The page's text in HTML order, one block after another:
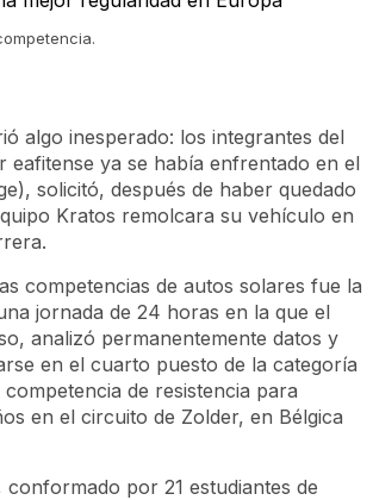
algo inesperado: los integrantes del
ya se había enfrentado en el
solicitó, después de haber quedado
Kratos remolcara su vehículo en
competencias de autos solares fue la
jornada de 24 horas en la que el
analizó permanentemente datos y
en el cuarto puesto de la categoría
competencia de resistencia para
en el circuito de Zolder, en Bélgica
por 21 estudiantes de